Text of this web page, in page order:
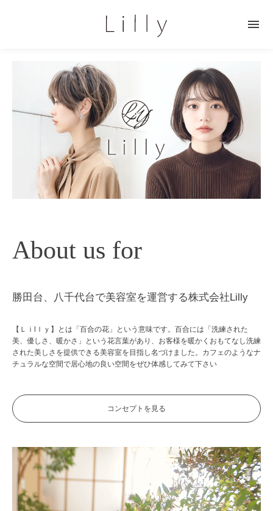

About us for
勝田台、八千代台で美容室を運営する株式会社Lilly
【Ｌｉlｌｙ】とは「百合の花」という意味です。百合には「洗練された
美、優しさ、暖かさ」という花言葉があり、お客様を暖かくおもてなし洗練
された美しさを提供できる美容室を目指し名づけました。カフェのようなナ
チュラルな空間で居心地の良い空間をぜひ体感してみて下さい
コンセプトを見る